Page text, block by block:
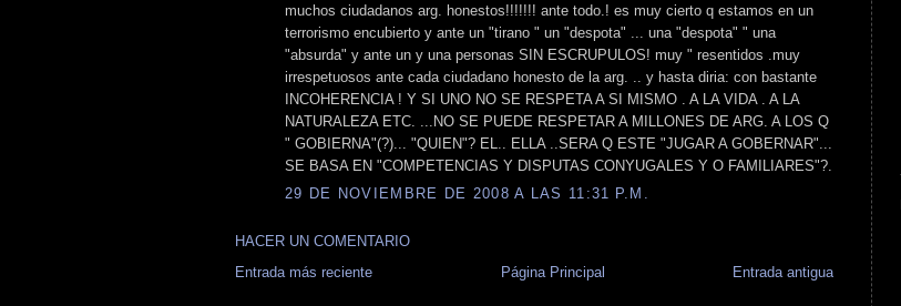
muchos ciudadanos arg. honestos!!!!!!! ante todo.! es muy cierto q estamos en un
terrorismo encubierto y ante un "tirano " un "despota" ... una "despota" " una
"absurda" y ante un y una personas SIN ESCRUPULOS! muy " resentidos .muy
irrespetuosos ante cada ciudadano honesto de la arg. .. y hasta diria: con bastante
INCOHERENCIA ! Y SI UNO NO SE RESPETA A SI MISMO . A LA VIDA . A LA
NATURALEZA ETC. ...NO SE PUEDE RESPETAR A MILLONES DE ARG. A LOS Q
" GOBIERNA"(?)... "QUIEN"? EL.. ELLA ..SERA Q ESTE "JUGAR A GOBERNAR"...
SE BASA EN "COMPETENCIAS Y DISPUTAS CONYUGALES Y O FAMILIARES"?.
29 DE NOVIEMBRE DE 2008 A LAS 11:31 P.M.
HACER UN COMENTARIO
Entrada más reciente
Entrada antigua
Página Principal